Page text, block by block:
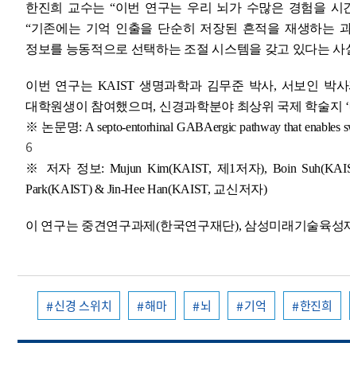
한진희 교수는 “이번 연구는 우리 뇌가 수많은 경험을
“기존에는 기억 인출을 단순히 저장된 흔적을 재생하는
정보를 능동적으로 선택하는 조절 시스템을 갖고 있다는 사
이번 연구는 KAIST 생명과학과 김무준 박사, 서보인 박
대학원생이 참여했으며, 신경과학분야 최상위 국제 학술지
※ 논문명: A septo-entorhinal GABAergic pathway that enables
6
※ 저자 정보: Mujun Kim(KAIST, 제1저자), Boin
Park(KAIST) & Jin-Hee Han(KAIST, 교신저자)
이 연구는 중견연구과제(한국연구재단), 삼성미래기술육
신경 스위치 해마 뇌 기억 한진희